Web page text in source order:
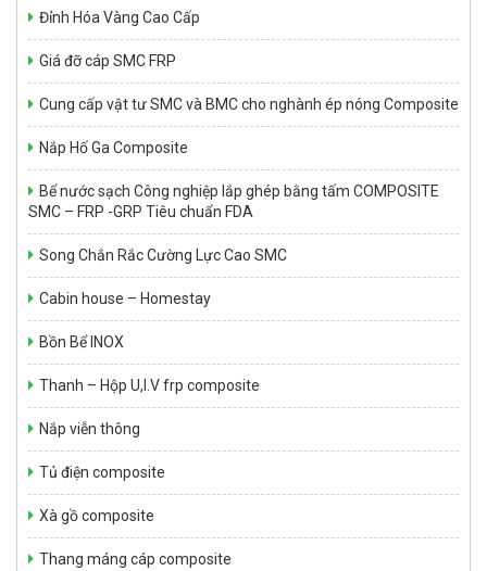
Đỉnh Hóa Vàng Cao Cấp
Giá đỡ cáp SMC FRP
Cung cấp vật tư SMC và BMC cho nghành ép nóng Composite
Nắp Hố Ga Composite
Bể nước sạch Công nghiệp lắp ghép bằng tấm COMPOSITE
SMC – FRP -GRP Tiêu chuẩn FDA
Song Chắn Rắc Cường Lực Cao SMC
Cabin house – Homestay
Bồn Bể INOX
Thanh – Hộp U,I.V frp composite
Nắp viễn thông
Tủ điện composite
Xà gồ composite
Thang máng cáp composite
NHỰA KHÁNG HÓA CHẤT SWANCOR 901-3
Giá: Liên hệ
Bể tự hoại Septic tank 1,5 m3
Giá: Liên hệ